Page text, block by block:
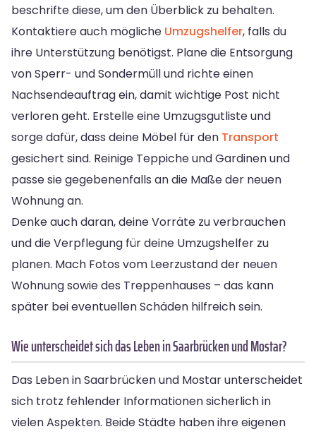
beschrifte diese, um den Überblick zu behalten.
Kontaktiere auch mögliche Umzugshelfer, falls du
ihre Unterstützung benötigst. Plane die Entsorgung
von Sperr- und Sondermüll und richte einen
Nachsendeauftrag ein, damit wichtige Post nicht
verloren geht. Erstelle eine Umzugsgutliste und
sorge dafür, dass deine Möbel für den Transport
gesichert sind. Reinige Teppiche und Gardinen und
passe sie gegebenenfalls an die Maße der neuen
Wohnung an.
Denke auch daran, deine Vorräte zu verbrauchen
und die Verpflegung für deine Umzugshelfer zu
planen. Mach Fotos vom Leerzustand der neuen
Wohnung sowie des Treppenhauses – das kann
später bei eventuellen Schäden hilfreich sein.
Wie unterscheidet sich das Leben in Saarbrücken und Mostar?
Das Leben in Saarbrücken und Mostar unterscheidet
sich trotz fehlender Informationen sicherlich in
vielen Aspekten. Beide Städte haben ihre eigenen